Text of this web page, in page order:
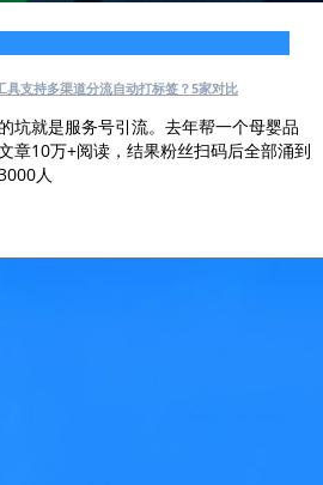
具支持多渠道分流自动打标签？5家对比
坑就是服务号引流。去年帮一个母婴品
章10万+阅读，结果粉丝扫码后全部涌到
人